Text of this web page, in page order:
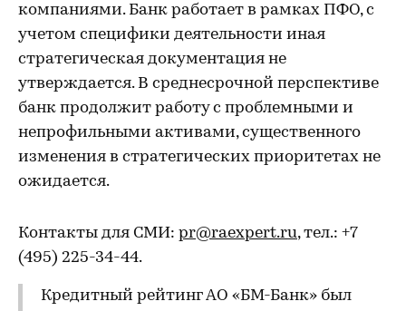
компаниями. Банк работает в рамках ПФО, с
учетом специфики деятельности иная
стратегическая документация не
утверждается. В среднесрочной перспективе
банк продолжит работу с проблемными и
непрофильными активами, существенного
изменения в стратегических приоритетах не
ожидается.
Контакты для СМИ: pr@raexpert.ru, тел.: +7
(495) 225-34-44.
Кредитный рейтинг АО «БМ-Банк» был